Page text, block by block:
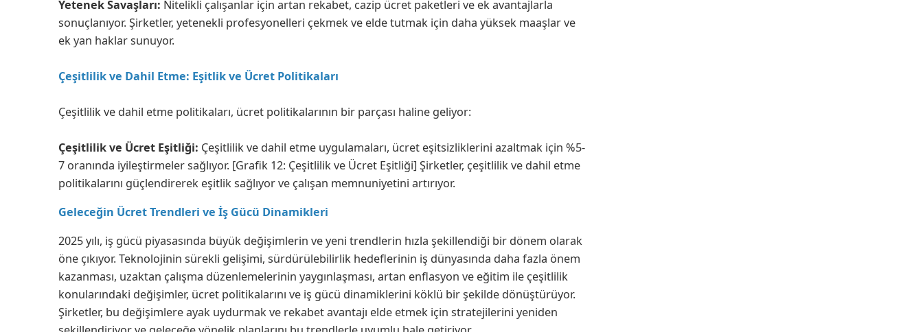
Yetenek Savaşları: Nitelikli çalışanlar için artan rekabet, cazip ücret paketleri ve ek avantajlarla
sonuçlanıyor. Şirketler, yetenekli profesyonelleri çekmek ve elde tutmak için daha yüksek maaşlar ve
ek yan haklar sunuyor.
Çeşitlilik ve Dahil Etme: Eşitlik ve Ücret Politikaları
Çeşitlilik ve dahil etme politikaları, ücret politikalarının bir parçası haline geliyor:
Çeşitlilik ve Ücret Eşitliği: Çeşitlilik ve dahil etme uygulamaları, ücret eşitsizliklerini azaltmak için %5-
7 oranında iyileştirmeler sağlıyor. [Grafik 12: Çeşitlilik ve Ücret Eşitliği] Şirketler, çeşitlilik ve dahil etme
politikalarını güçlendirerek eşitlik sağlıyor ve çalışan memnuniyetini artırıyor.
Geleceğin Ücret Trendleri ve İş Gücü Dinamikleri
2025 yılı, iş gücü piyasasında büyük değişimlerin ve yeni trendlerin hızla şekillendiği bir dönem olarak
öne çıkıyor. Teknolojinin sürekli gelişimi, sürdürülebilirlik hedeflerinin iş dünyasında daha fazla önem
kazanması, uzaktan çalışma düzenlemelerinin yaygınlaşması, artan enflasyon ve eğitim ile çeşitlilik
konularındaki değişimler, ücret politikalarını ve iş gücü dinamiklerini köklü bir şekilde dönüştürüyor.
Şirketler, bu değişimlere ayak uydurmak ve rekabet avantajı elde etmek için stratejilerini yeniden